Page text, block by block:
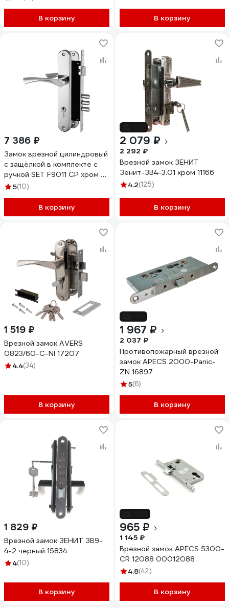
В корзину В корзину
7 386 ₽
Замок врезной цилиндровый
с защёлкой в комплекте с
ручкой SET F9011 CP хром 5
кл. Fuaro 30637
5(10)
В корзину
2 079 ₽
2 292 ₽
Врезной замок ЗЕНИТ
Зенит-ЗВ4-3.01 хром 11166
4.2(125)
В корзину
1 519 ₽
Врезной замок AVERS
0823/60-C-NI 17207
4.4(34)
В корзину
1 967 ₽
2 037 ₽
Противопожарный врезной
замок APECS 2000-Panic-
ZN 16897
5(6)
В корзину
1 829 ₽
Врезной замок ЗЕНИТ ЗВ9-
4-2 черный 15834
4(10)
В корзину
965 ₽
1 145 ₽
Врезной замок APECS 5300-
CR 12088 00012088
4.8(42)
В корзину